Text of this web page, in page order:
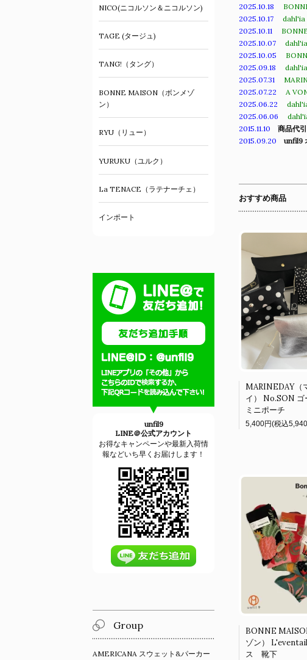
2025.10.18
2025.10.17
dahl'ia
2025.10.11
2025.10.07
dahl'ia
2025.10.05
2025.09.18
dahl'ia
2025.07.31
2025.07.22
A
2025.06.22
2025.06.06
2015.11.10
商品代
2015.09.20
unfil9
おすすめ商品
MARINEDAY（
イ） No.SON ゴ
ミニポーチ
5,400円(税込
BONNE
ゾン）
ス 靴下
NICO(ニコルソン＆ニコルソン)
TAGE (タージュ)
TANG!（タング）
BONNE MAISON（ボンメゾ
ン）
RYU（リュー）
YURUKU（ユルク）
La TENACE（ラテナーチェ）
インポート
unfil9
LINE＠公式アカウント
お得なキャンペーンや最新入荷情
報などいち早くお届けします！
Group
AMERICANA スウェット&パーカー